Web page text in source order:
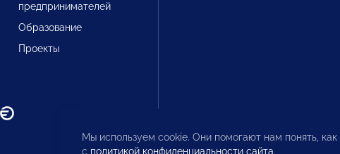
предпринимателей
Образование
Проекты
Мы используем cookie. Они помогают нам понять,
с политикой конфиденциальности сайта.